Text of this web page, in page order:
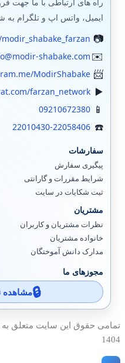
راه های ارتباطی با ما جهت
ایمیل، واتس اپ و تلگرام
shabake.com
ModirShabake
farzan_network
09210672380
22010430-22058406
سفارشات
پیگیری سفارش
شرایط مقررات و گارانتی
ثبت شکایات در سایت
مشتریان
نظرات مشتریان و کاربران
خانواده مشتریان
مدارک دانش آموختگان
مجوزهای ما
مشاهده
1404